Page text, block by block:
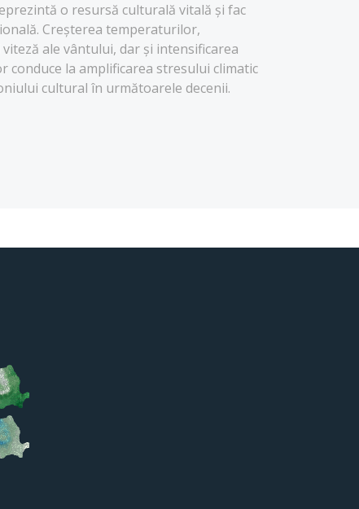
o resursă culturală vitală și fac
Creșterea temperaturilor,
ale vântului, dar și intensificarea
conduce la amplificarea stresului climatic
cultural în următoarele decenii.